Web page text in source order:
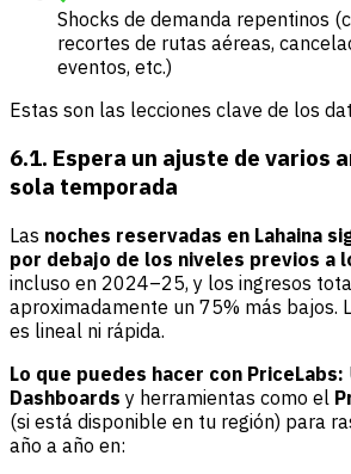
Shocks de demanda repentinos
recortes de rutas aéreas,
eventos, etc.)
Estas son las lecciones clave de los
6.1. Espera un ajuste de varios
sola temporada
Las noches reservadas en Lahaina
por debajo de los niveles previos a
incluso en 2024–25, y los ingresos
aproximadamente un 75% más bajos.
es lineal ni rápida.
Lo que puedes hacer con PriceLabs:
Dashboards y herramientas como el
(si está disponible en tu región) para
año a año en: